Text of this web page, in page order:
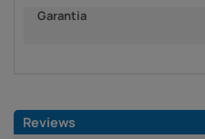
Garantia
Reviews